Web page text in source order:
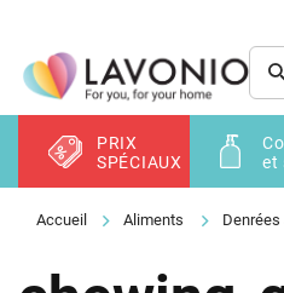
contenu
PRIX
SPÉCIAUX
et
Aliments